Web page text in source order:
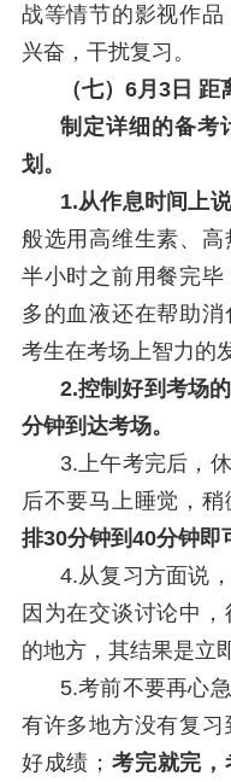
战等情节的影视作
兴奋，干扰复习。
（七）6月3日 距
制定详细的备考
划。
1.从作息时间上
般选用高维生素、
半小时之前用餐完
多的血液还在帮助
考生在考场上智力的
2.控制好到考场的
分钟到达考场。
3.上午考完后，
后不要马上睡觉，稍
排30分钟到40分钟即
4.从复习方面说
因为在交谈讨论中
的地方，其结果是立
5.考前不要再心
有许多地方没有复
好成绩； 考完就完，